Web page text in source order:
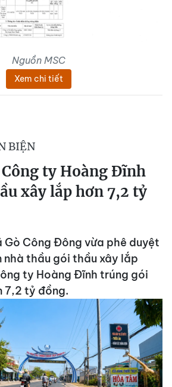
Nguồn MSC
Xem chi tiết
BIỆN
ty Hoàng Đĩnh
xây lắp hơn 7,2 tỷ
Gò Công Đông vừa phê duyệt
nhà thầu gói thầu xây lắp
ty Hoàng Đĩnh trúng gói
7,2 tỷ đồng.